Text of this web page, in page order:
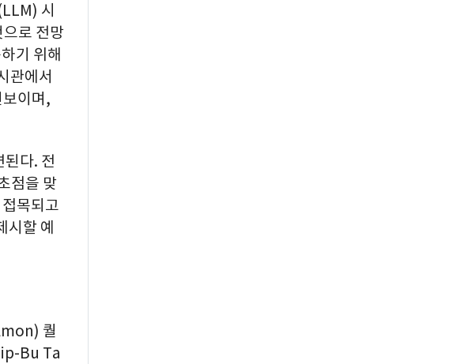
시
로 전망
기 위해
관에서
이며,
다. 전
점을 맞
목되고
할 예
퀄
Bu Ta